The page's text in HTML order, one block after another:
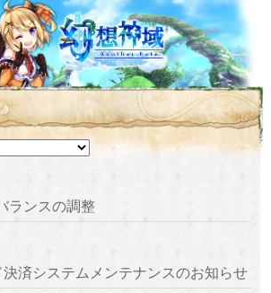
ランスの調整
済システムメンテナンスのお知らせ